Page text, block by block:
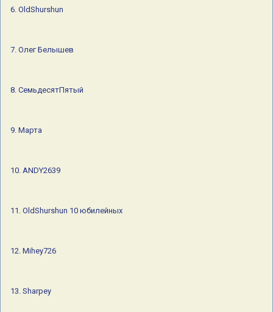
6. OldShurshun
7. Олег Белышев
8. СемьдесятПятый
9. Марта
10. ANDY2639
11. OldShurshun 10 юбилейных
12. Mihey726
13. Sharpey